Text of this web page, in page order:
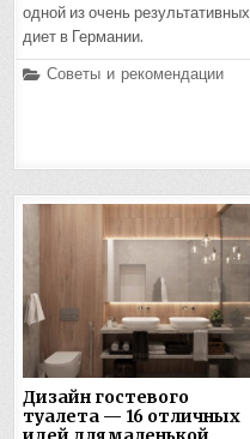
одной из очень результативных
диет в Германии.
Posted
Советы и рекомендации
Дизайн гостевого
туалета — 16 отличных